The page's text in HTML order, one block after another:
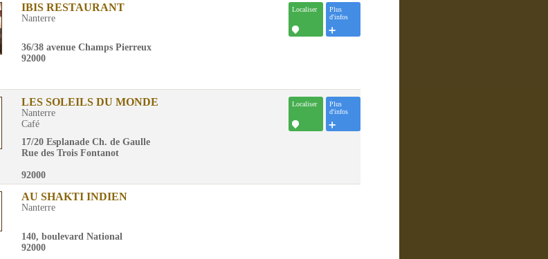
IBIS RESTAURANT
Nanterre
36/38 avenue Champs Pierreux
92000
Plus
d'infos
Localiser
LES SOLEILS DU MONDE
Nanterre
Café
17/20 Esplanade Ch. de Gaulle
Rue des Trois Fontanot
92000
Plus
d'infos
Localiser
AU SHAKTI INDIEN
Nanterre
140, boulevard National
92000